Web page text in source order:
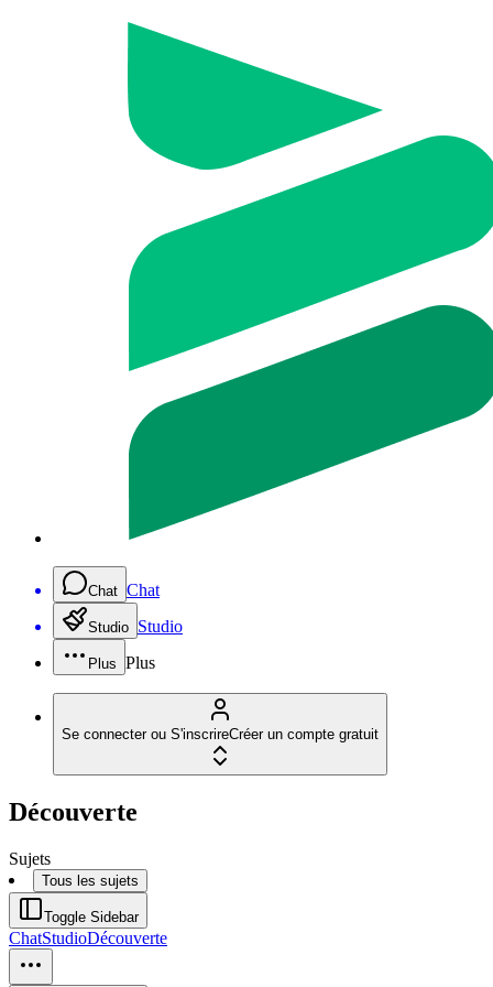
Chat Chat
Studio Studio
Plus Plus
Se connecter ou S'inscrireCréer un compte gratuit
Découverte
Sujets
Tous les sujets
Toggle Sidebar
ChatStudioDécouverte